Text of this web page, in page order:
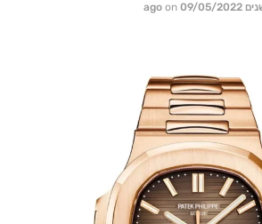
on 09/05/2022